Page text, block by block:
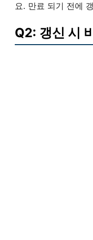
요. 만료 되기 전에
Q2: 갱신 시